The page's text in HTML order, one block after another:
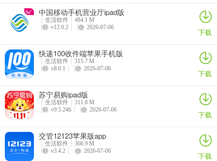
1、记录日子 - 纪念日、生日、高考倒计时、重要日程等
2、支持农历日期和时间选择
3、自定义封面 - 为你重要的日子，选上一张漂亮的壁纸
4、支持从相册选择照片作为封面
5、置顶 - 把重要的日子，置顶在最醒目的地方
6、倒计时提醒 - 纪念日、倒计时、生日等到期提醒
中国移动手机营业厅ipad版
生活软件
484.1 M
v12.0.2
2026-07-06 下载
快递100收件端苹果手机版
生活软件
315.7 M
v8.0.1
2026-07-06 下载
苏宁易购ipad版
生活软件
311.8 M
v9.5.246
2026-07-06 下载
交管12123苹果版app
生活软件
366.9 M
v3.4.2
2026-07-06 下载